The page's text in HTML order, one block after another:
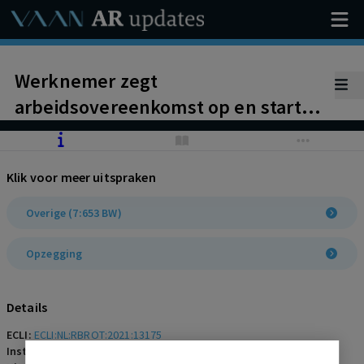
Werknemer zegt
arbeidsovereenkomst op en start
een eigen bedrijf dat zich
IT-professionals. Werkgever stelt
dat werknemer handelt in strijd
concurrentiebeding nietig vanwege
Klik voor meer uitspraken
Overige (7:653 BW)
Opzegging
Details
ECLI: ECLI:NL:RBROT:2021:13175
Instantie: